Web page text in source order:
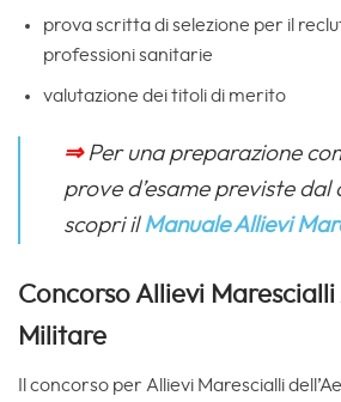
prova scritta di selezione per il
professioni sanitarie
valutazione dei titoli di merito
⇒ Per una preparazione
prove d’esame previste dal
scopri ilManuale Allievi
Concorso Allievi
Militare
Il concorso per Allievi Marescialli